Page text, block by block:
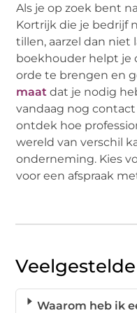
Als je op zoek bent
Kortrijk die je bedrijf
tillen, aarzel dan niet
boekhouder helpt je
orde te brengen en
maat dat je nodig
vandaag nog
ontdek hoe
wereld van verschil
onderneming. Kies
voor een afspraak
Waarom heb ik